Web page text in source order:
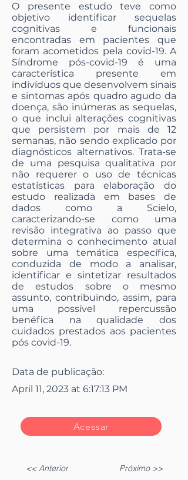
O presente estudo teve como
objetivo identificar sequelas
cognitivas e funcionais
encontradas em pacientes que
foram acometidos pela covid-19. A
Síndrome pós-covid-19 é uma
característica presente em
indivíduos que desenvolvem sinais
e sintomas após quadro agudo da
doença, são inúmeras as sequelas,
o que inclui alterações cognitivas
que persistem por mais de 12
semanas, não sendo explicado por
diagnósticos alternativos. Trata-se
de uma pesquisa qualitativa por
não requerer o uso de técnicas
estatísticas para elaboração do
estudo realizada em bases de
dados como a Scielo,
caracterizando-se como uma
revisão integrativa ao passo que
determina o conhecimento atual
sobre uma temática específica,
conduzida de modo a analisar,
identificar e sintetizar resultados
de estudos sobre o mesmo
assunto, contribuindo, assim, para
uma possível repercussão
benéfica na qualidade dos
cuidados prestados aos pacientes
pós covid-19.
Data de publicação:
April 11, 2023 at 6:17:13 PM
Acessar
<< Anterior Próximo >>